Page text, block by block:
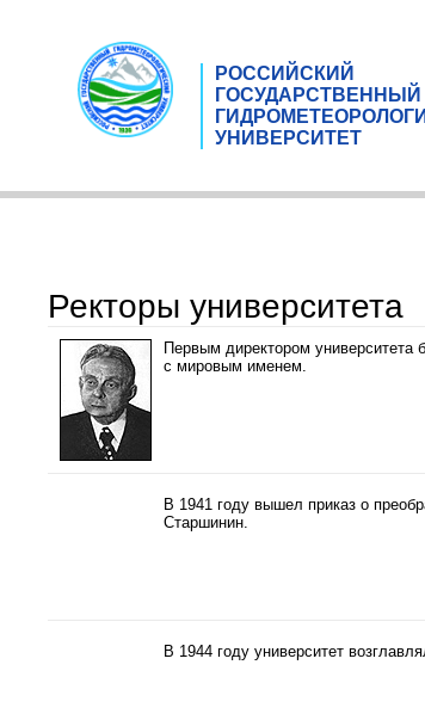
РОССИЙСКИЙ
ГОСУДАРСТВЕННЫЙ
УНИВЕРСИТЕТ
Ректоры университета
Первым директором
с мировым именем.
В 1941 году вышел приказ о
Старшинин.
В 1944 году университет